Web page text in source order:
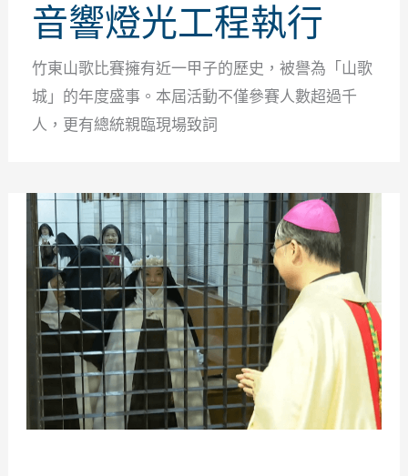
音響燈光工程執行
竹東山歌比賽擁有近一甲子的歷史，被譽為「山歌
城」的年度盛事。本屆活動不僅參賽人數超過千
人，更有總統親臨現場致詞